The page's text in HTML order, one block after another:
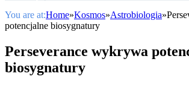
You are at:Home»Kosmos»Astrobiologia»
potencjalne biosygnatury
Perseverance wykrywa
biosygnatury